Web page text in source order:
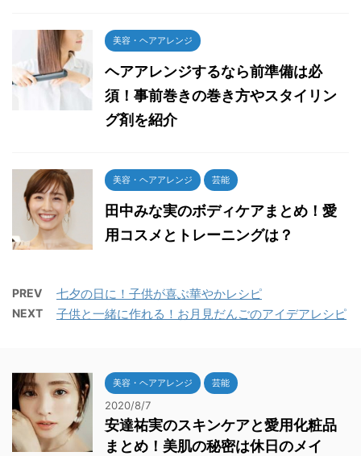
美容・ヘアアレンジ
ヘアアレンジするなら前準備は必
須！事前巻きの巻き方やスタイリン
グ剤を紹介
美容・ヘアアレンジ 芸能
田中みな実のボディケアまとめ！愛
用コスメとトレーニングは？
PREV 七夕の日に！子供が喜ぶ華やかレシピ
NEXT 子供と一緒に作れる！お月見だんごのアイデアレシピ
美容・ヘアアレンジ 芸能
2020/8/7
安達祐実のスキンケアと愛用化粧品
まとめ！美肌の秘密は休日のメイ